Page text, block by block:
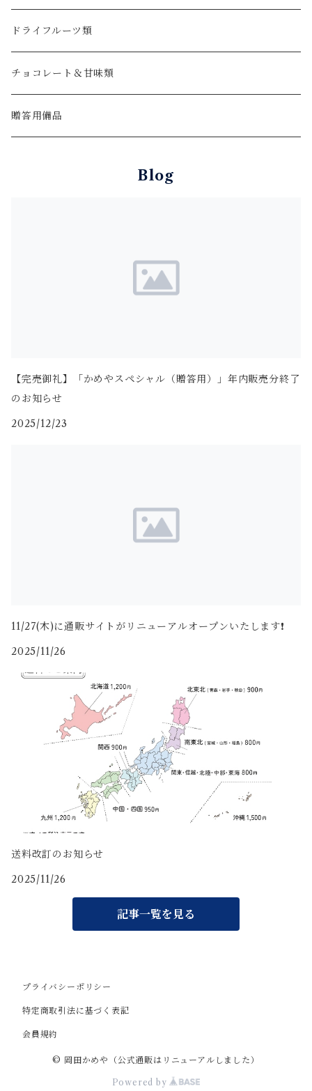
ドライフルーツ類
チョコレート＆甘味類
贈答用備品
Blog
【完売御礼】「かめやスペシャル（贈答用）」年内販売分終了
のお知らせ
2025/12/23
11/27(木)に通販サイトがリニューアルオープンいたします❗️
2025/11/26
送料改訂のお知らせ
2025/11/26
記事一覧を見る
プライバシーポリシー
特定商取引法に基づく表記
会員規約
© 岡田かめや（公式通販はリニューアルしました）
Powered by